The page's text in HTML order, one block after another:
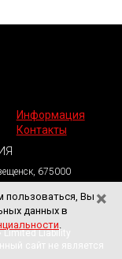
Информация
Контакты
675000
Limited Liability
сайт не является
×
пользоваться, Вы
данных в
.